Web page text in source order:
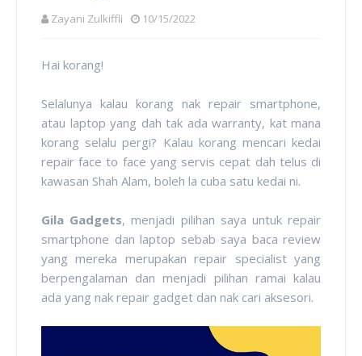
Zayani Zulkiffli 10/15/2022
Hai korang!
Selalunya kalau korang nak repair smartphone,
atau laptop yang dah tak ada warranty, kat mana
korang selalu pergi? Kalau korang mencari kedai
repair face to face yang servis cepat dah telus di
kawasan Shah Alam, boleh la cuba satu kedai ni.
Gila Gadgets, menjadi pilihan saya untuk repair
smartphone dan laptop sebab saya baca review
yang mereka merupakan repair specialist yang
berpengalaman dan menjadi pilihan ramai kalau
ada yang nak repair gadget dan nak cari aksesori.